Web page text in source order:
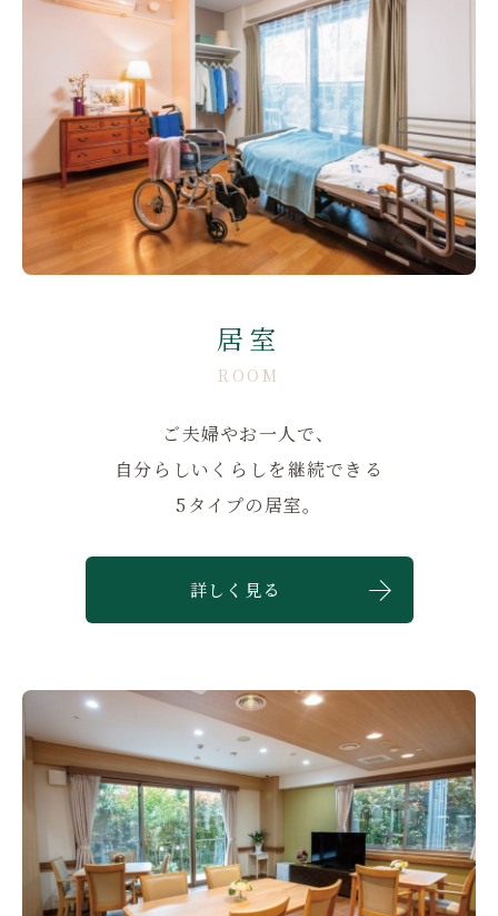
居室
ROOM
ご夫婦やお一人で、
自分らしいくらしを継続できる
5タイプの居室。
詳しく見る